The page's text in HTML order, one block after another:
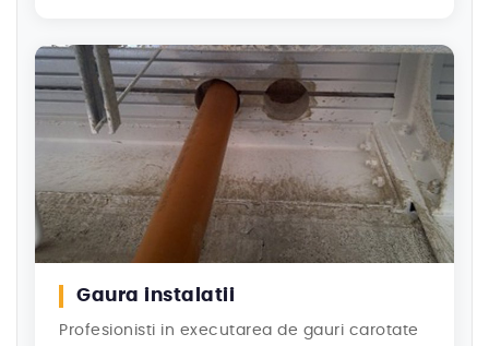
Gaura instalatii
Profesionisti in executarea de gauri carotate